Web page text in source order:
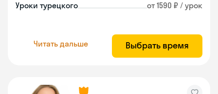
Уроки турецкого от 1590 ₽ / урок
Читать дальше Выбрать время